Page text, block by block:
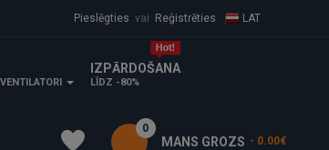
Pieslēgties vai Reģistrēties LAT
IZPĀRDOŠANA
LĪDZ -80%
MANS GROZS
0
- 0.00€